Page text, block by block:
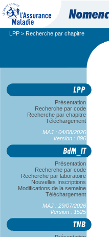
LPP > Recherche par chapitre
Présentation
Recherche par code
Recherche par chapitre
Téléchargement
MAJ : 04/08/2026
Version : 896
Présentation
Recherche par code
Recherche par laboratoire
Nouvelles Inscriptions
Modifications de la semaine
Téléchargement
MAJ : 29/07/2026
Version : 1525